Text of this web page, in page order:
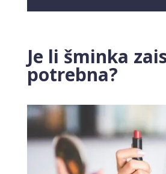
Je li šminka
potrebna?